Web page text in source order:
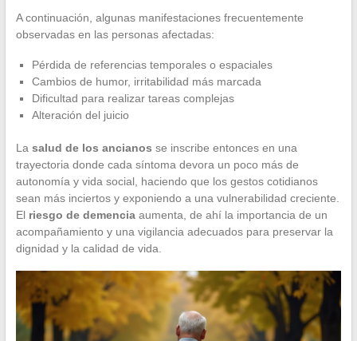
A continuación, algunas manifestaciones frecuentemente
observadas en las personas afectadas:
Pérdida de referencias temporales o espaciales
Cambios de humor, irritabilidad más marcada
Dificultad para realizar tareas complejas
Alteración del juicio
La salud de los ancianos se inscribe entonces en una
trayectoria donde cada síntoma devora un poco más de
autonomía y vida social, haciendo que los gestos cotidianos
sean más inciertos y exponiendo a una vulnerabilidad creciente.
El riesgo de demenciaaumenta, de ahí la importancia de un
acompañamiento y una vigilancia adecuados para preservar la
dignidad y la calidad de vida.